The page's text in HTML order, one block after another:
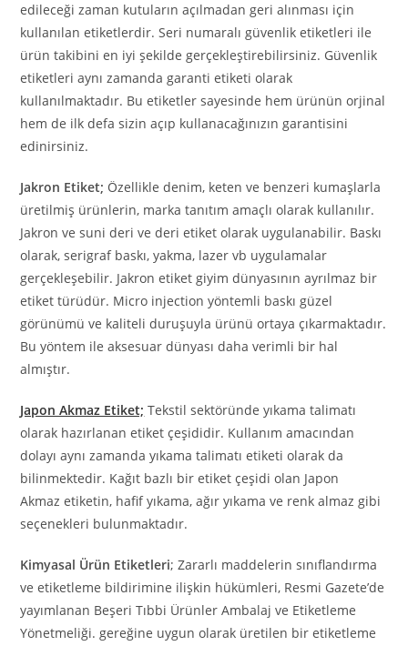
edileceği zaman kutuların açılmadan geri alınması için
kullanılan etiketlerdir. Seri numaralı güvenlik etiketleri ile
ürün takibini en iyi şekilde gerçekleştirebilirsiniz. Güvenlik
etiketleri aynı zamanda garanti etiketi olarak
kullanılmaktadır. Bu etiketler sayesinde hem ürünün orjinal
hem de ilk defa sizin açıp kullanacağınızın garantisini
edinirsiniz.
Jakron Etiket; Özellikle denim, keten ve benzeri kumaşlarla
üretilmiş ürünlerin, marka tanıtım amaçlı olarak kullanılır.
Jakron ve suni deri ve deri etiket olarak uygulanabilir. Baskı
olarak, serigraf baskı, yakma, lazer vb uygulamalar
gerçekleşebilir. Jakron etiket giyim dünyasının ayrılmaz bir
etiket türüdür. Micro injection yöntemli baskı güzel
görünümü ve kaliteli duruşuyla ürünü ortaya çıkarmaktadır.
Bu yöntem ile aksesuar dünyası daha verimli bir hal
almıştır.
Japon Akmaz Etiket; Tekstil sektöründe yıkama talimatı
olarak hazırlanan etiket çeşididir. Kullanım amacından
dolayı aynı zamanda yıkama talimatı etiketi olarak da
bilinmektedir. Kağıt bazlı bir etiket çeşidi olan Japon
Akmaz etiketin, hafif yıkama, ağır yıkama ve renk almaz gibi
seçenekleri bulunmaktadır.
Kimyasal Ürün Etiketleri; Zararlı maddelerin sınıflandırma
ve etiketleme bildirimine ilişkin hükümleri, Resmi Gazete’de
yayımlanan Beşeri Tıbbi Ürünler Ambalaj ve Etiketleme
Yönetmeliği. gereğine uygun olarak üretilen bir etiketleme